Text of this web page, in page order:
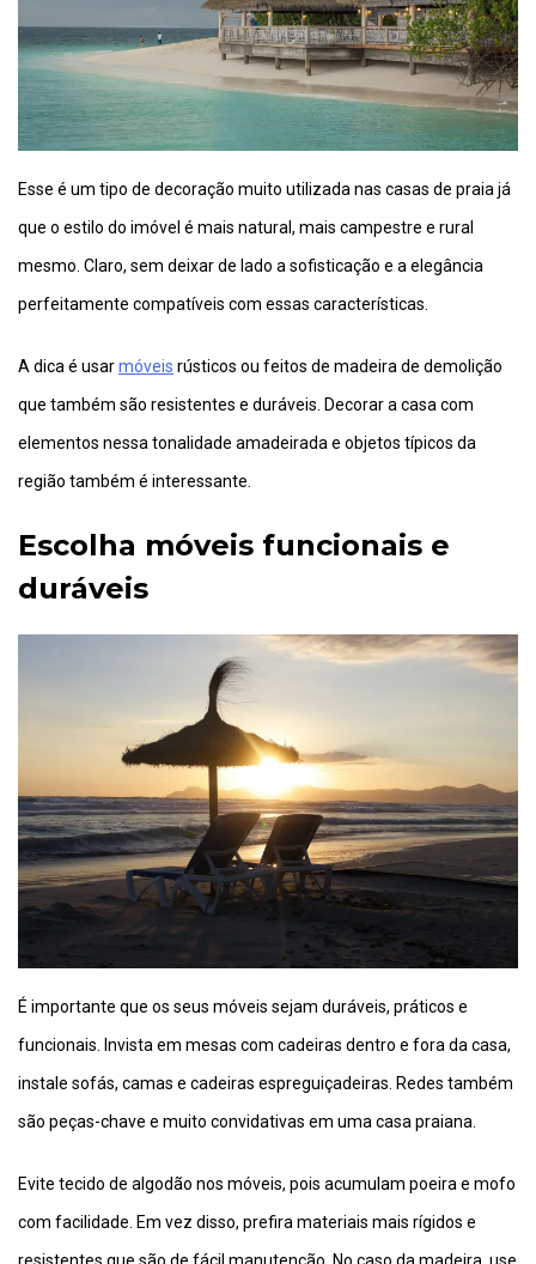
Esse é um tipo de decoração muito utilizada nas casas de praia já
que o estilo do imóvel é mais natural, mais campestre e rural
mesmo. Claro, sem deixar de lado a sofisticação e a elegância
perfeitamente compatíveis com essas características.
A dica é usarmóveis rústicos ou feitos de madeira de demolição
que também são resistentes e duráveis. Decorar a casa com
elementos nessa tonalidade amadeirada e objetos típicos da
região também é interessante.
Escolha móveis funcionais e
duráveis
É importante que os seus móveis sejam duráveis, práticos e
funcionais. Invista em mesas com cadeiras dentro e fora da casa,
instale sofás, camas e cadeiras espreguiçadeiras. Redes também
são peças-chave e muito convidativas em uma casa praiana.
Evite tecido de algodão nos móveis, pois acumulam poeira e mofo
com facilidade. Em vez disso, prefira materiais mais rígidos e